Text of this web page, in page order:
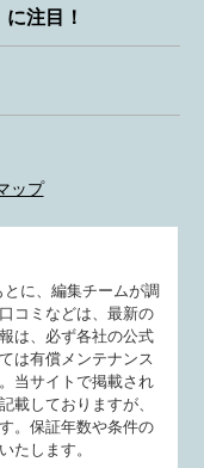
注目！
ップ
に、編集チームが調
コミなどは、最新の
は、必ず各社の公式
は有償メンテナンス
当サイトで掲載され
載しておりますが、
。保証年数や条件の
たします。